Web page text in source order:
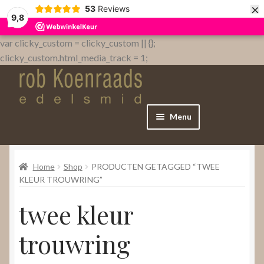
9,8
53 Reviews ×
var clicky_custom = clicky_custom || {};
clicky_custom.html_media_track = 1;
Menu
Home
WebShop
Over
Contact
Home Shop
PRODUCTEN GETAGGED “TWEE
KLEUR TROUWRING”
twee kleur
trouwring